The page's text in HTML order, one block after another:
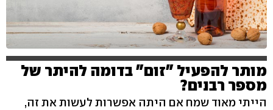
מותר להפעיל "זום" בדומה להיתר של
מספר רבנים?
הייתי מאוד שמח אם היתה אפשרות לעשות את זה,